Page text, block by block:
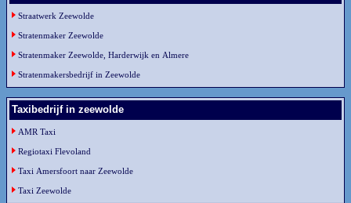
Straatwerk Zeewolde
Stratenmaker Zeewolde
Stratenmaker Zeewolde, Harderwijk en Almere
Stratenmakersbedrijf in Zeewolde
Taxibedrijf in zeewolde
AMR Taxi
Regiotaxi Flevoland
Taxi Amersfoort naar Zeewolde
Taxi Zeewolde